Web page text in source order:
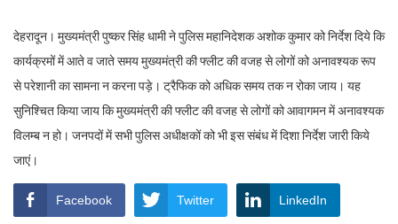
देहरादून। मुख्यमंत्री पुष्कर सिंह धामी ने पुलिस महानिदेशक अशोक कुमार को निर्देश दिये कि
कार्यक्रमों में आते व जाते समय मुख्यमंत्री की फ्लीट की वजह से लोगों को अनावश्यक रूप
से परेशानी का सामना न करना पड़े। ट्रैफिक को अधिक समय तक न रोका जाय। यह
सुनिश्चित किया जाय कि मुख्यमंत्री की फ्लीट की वजह से लोगों को आवागमन में अनावश्यक
विलम्ब न हो। जनपदों में सभी पुलिस अधीक्षकों को भी इस संबंध में दिशा निर्देश जारी किये
जाएं।
Facebook Twitter LinkedIn